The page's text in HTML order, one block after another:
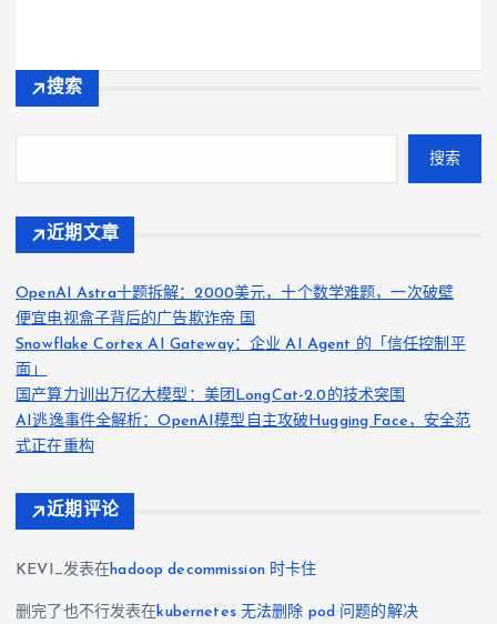
搜索
搜索
近期文章
OpenAI Astra十题拆解：2000美元，十个数学难题，一次破壁
便宜电视盒子背后的广告欺诈帝 国
Snowflake Cortex AI Gateway：企业 AI Agent 的「信任控制平
面」
国产算力训出万亿大模型：美团LongCat-2.0的技术突围
AI逃逸事件全解析：OpenAI模型自主攻破Hugging Face，安全范
式正在重构
近期评论
KEVI_发表在hadoop decommission 时卡住
删完了也不行发表在kubernetes 无法删除 pod 问题的解决